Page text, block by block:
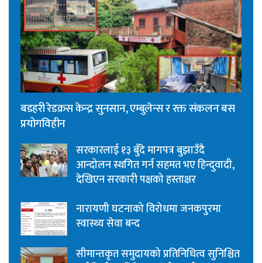
बडहरी रेडक्रस केन्द्र सुनसान, एम्बुलेन्स र रक्त संकलन बस
प्रयोगविहीन
सरकारलाई १३ बुँदे मागपत्र बुझाउँदै
आन्दोलन स्थगित गर्न सहमत भए हिन्दुवादी,
देखिएन सरकारी पक्षको हस्ताक्षर
नारायणी घटनाको विरोधमा जनकपुरमा
स्वास्थ्य सेवा बन्द
सीमान्तकृत समुदायको प्रतिनिधित्व सुनिश्चित